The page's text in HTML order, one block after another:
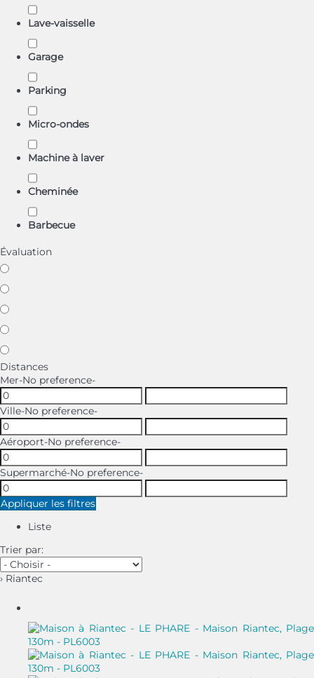
Lave-vaisselle
Garage
Parking
Micro-ondes
Machine à laver
Cheminée
Barbecue
Évaluation
Distances
Mer-No preference-
Ville-No preference-
Aéroport-No preference-
Supermarché-No preference-
Appliquer les filtres
Liste
Trier par:
› Riantec